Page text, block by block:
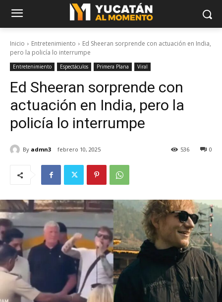
Inicio Entretenimiento
Ed Sheeran sorprende con actuación en India,
pero la policía lo interrumpe
Entretenimiento Espectáculos Primera Plana Viral
Ed Sheeran sorprende con
actuación en India, pero la
policía lo interrumpe
By admn3 febrero 10, 2025 0
536